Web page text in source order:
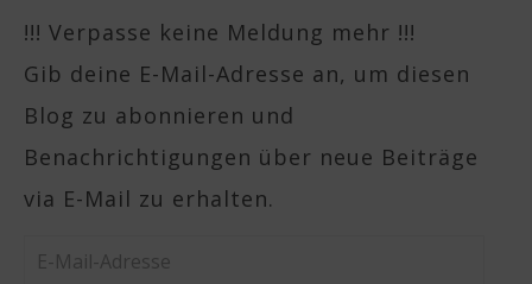
!!! Verpasse keine Meldung mehr !!!
Gib deine E-Mail-Adresse an, um diesen
Blog zu abonnieren und
Benachrichtigungen über neue Beiträge
via E-Mail zu erhalten.
E-Mail-Adresse